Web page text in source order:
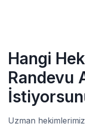
Hangi
Randevu
Uzman